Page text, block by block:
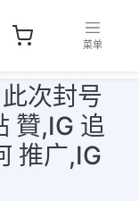
菜单
次封号
贊,IG 追
推广,IG